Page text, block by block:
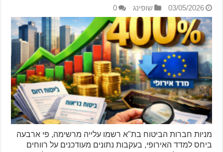
03/05/2026 שופינג 0
מניות חברות הביטוח בת"א רשמו עלייה מרשימה, פי ארבעה
ביחס למדד האירופי, בעקבות נתונים מעודכנים על רווחים